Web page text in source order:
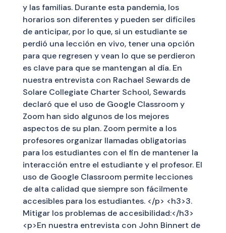
y las familias. Durante esta pandemia, los
horarios son diferentes y pueden ser difíciles
de anticipar, por lo que, si un estudiante se
perdió una lección en vivo, tener una opción
para que regresen y vean lo que se perdieron
es clave para que se mantengan al día. En
nuestra entrevista con Rachael Sewards de
Solare Collegiate Charter School, Sewards
declaró que el uso de Google Classroom y
Zoom han sido algunos de los mejores
aspectos de su plan. Zoom permite a los
profesores organizar llamadas obligatorias
para los estudiantes con el fin de mantener la
interacción entre el estudiante y el profesor. El
uso de Google Classroom permite lecciones
de alta calidad que siempre son fácilmente
accesibles para los estudiantes. </p> <h3>3.
Mitigar los problemas de accesibilidad:</h3>
<p>En nuestra entrevista con John Binnert de